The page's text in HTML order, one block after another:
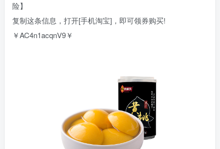
险】
复制这条信息，打开[手机淘宝]，即可领券购买!
￥AC4n1acqnV9￥